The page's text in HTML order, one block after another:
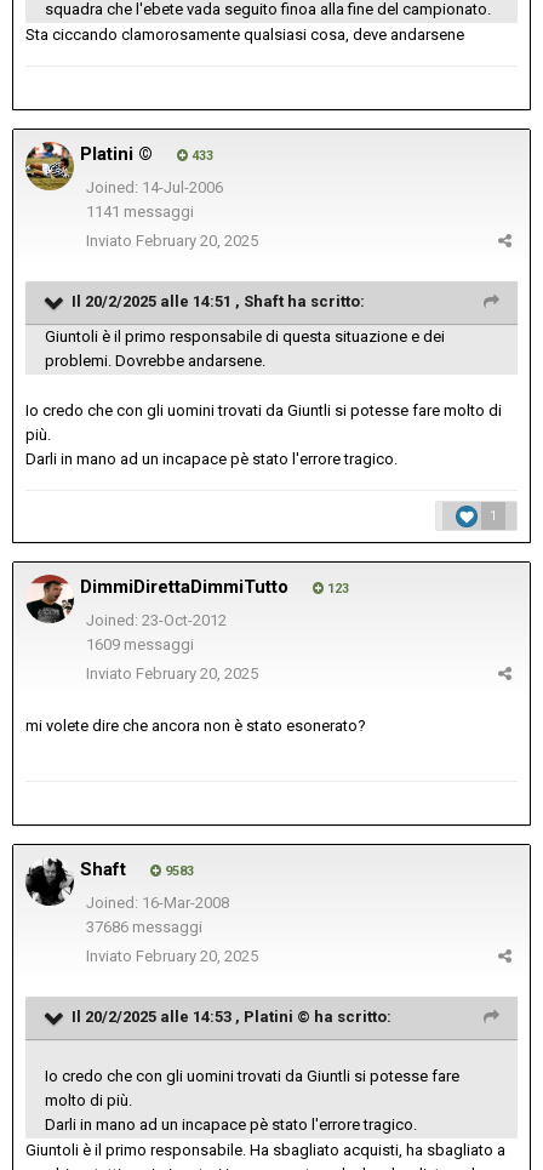
squadra che l'ebete vada seguito finoa alla fine del campionato.
Sta ciccando clamorosamente qualsiasi cosa, deve andarsene
Platini © 433
Joined: 14-Jul-2006
1141 messaggi
Inviato February 20, 2025
Il 20/2/2025 alle 14:51 , Shaft ha scritto:
Giuntoli è il primo responsabile di questa situazione e dei
problemi. Dovrebbe andarsene.
Io credo che con gli uomini trovati da Giuntli si potesse fare molto di
più.
Darli in mano ad un incapace pè stato l'errore tragico.
1
DimmiDirettaDimmiTutto 123
Joined: 23-Oct-2012
1609 messaggi
Inviato February 20, 2025
mi volete dire che ancora non è stato esonerato?
Shaft 9583
Joined: 16-Mar-2008
37686 messaggi
Inviato February 20, 2025
Il 20/2/2025 alle 14:53 , Platini © ha scritto:
Io credo che con gli uomini trovati da Giuntli si potesse fare
molto di più.
Darli in mano ad un incapace pè stato l'errore tragico.
Giuntoli è il primo responsabile. Ha sbagliato acquisti, ha sbagliato a